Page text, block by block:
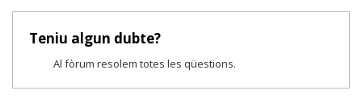
Teniu algun dubte?
Al fòrum resolem totes les qüestions.